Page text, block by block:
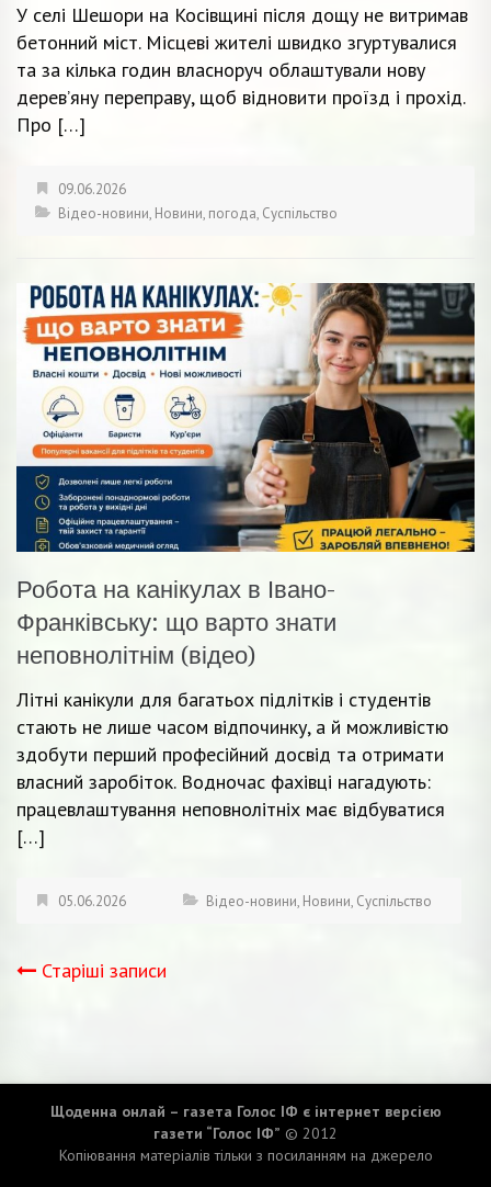
У селі Шешори на Косівщині після дощу не витримав
бетонний міст. Місцеві жителі швидко згуртувалися
та за кілька годин власноруч облаштували нову
дерев’яну переправу, щоб відновити проїзд і прохід.
Про […]
09.06.2026
Відео-новини, Новини, погода, Суспільство
Робота на канікулах в Івано-
Франківську: що варто знати
неповнолітнім (відео)
Літні канікули для багатьох підлітків і студентів
стають не лише часом відпочинку, а й можливістю
здобути перший професійний досвід та отримати
власний заробіток. Водночас фахівці нагадують:
працевлаштування неповнолітніх має відбуватися
[…]
05.06.2026 Відео-новини, Новини, Суспільство
Навігація
Старіші записи
Щоденна онлай – газета Голос ІФ є інтернет версією
газети “Голос ІФ” © 2012
Копіювання матеріалів тільки з посиланням на джерело